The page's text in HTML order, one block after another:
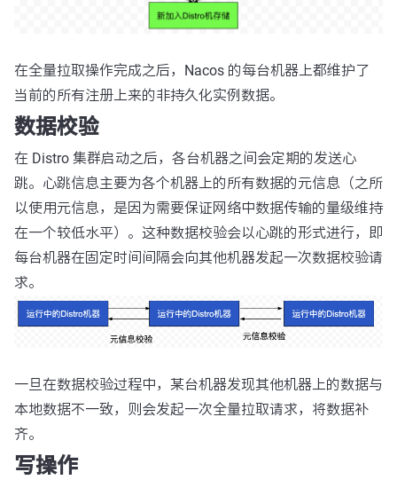
在全量拉取操作完成之后，Nacos 的每台机器上都维护了
当前的所有注册上来的非持久化实例数据。
数据校验
在 Distro 集群启动之后，各台机器之间会定期的发送心
跳。心跳信息主要为各个机器上的所有数据的元信息（之所
以使用元信息，是因为需要保证网络中数据传输的量级维持
在一个较低水平）。这种数据校验会以心跳的形式进行，即
每台机器在固定时间间隔会向其他机器发起一次数据校验请
求。
一旦在数据校验过程中，某台机器发现其他机器上的数据与
本地数据不一致，则会发起一次全量拉取请求，将数据补
齐。
写操作